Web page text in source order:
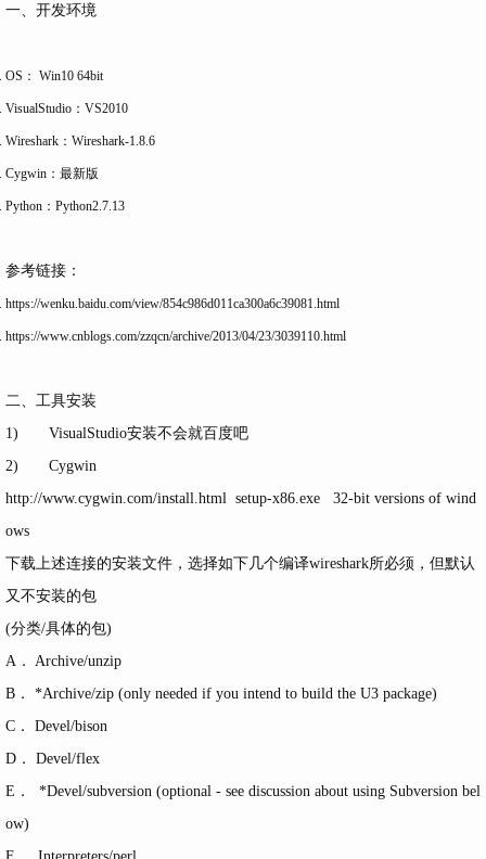
一、开发环境
OS： Win10 64bit
VisualStudio：VS2010
Wireshark：Wireshark-1.8.6
Cygwin：最新版
Python：Python2.7.13
参考链接：
https://wenku.baidu.com/view/854c986d011ca300a6c39081.html
https://www.cnblogs.com/zzqcn/archive/2013/04/23/3039110.html
二、工具安装
1) VisualStudio安装不会就百度吧
2) Cygwin
http://www.cygwin.com/install.html
setup-x86.exe 32-bit versions of wind
ows
下载上述连接的安装文件，选择如下几个编译wireshark所必须，但默认
又不安装的包
(分类/具体的包)
A． Archive/unzip
B． *Archive/zip (only needed if you intend to build the U3 package)
C． Devel/bison
D． Devel/flex
E． *Devel/subversion (optional - see discussion about using Subversion bel
ow)